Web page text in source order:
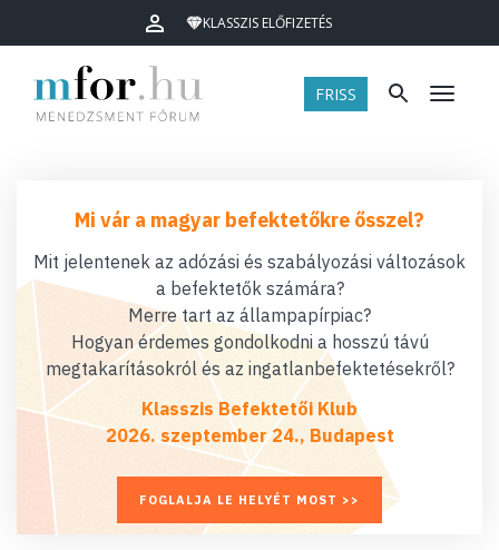
KLASSZIS ELŐFIZETÉS
FRISS Menü
Mi vár a magyar befektetőkre ősszel?
Mit jelentenek az adózási és szabályozási változások
a befektetők számára?
Merre tart az állampapírpiac?
Hogyan érdemes gondolkodni a hosszú távú
megtakarításokról és az ingatlanbefektetésekről?
Klasszis Befektetői Klub
2026. szeptember 24., Budapest
FOGLALJA LE HELYÉT MOST >>